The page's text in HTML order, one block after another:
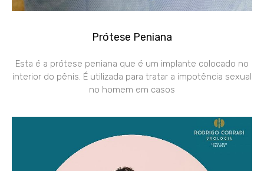
Prótese Peniana
Esta é a prótese peniana que é um implante colocado no
interior do pênis. É utilizada para tratar a impotência sexual
no homem em casos